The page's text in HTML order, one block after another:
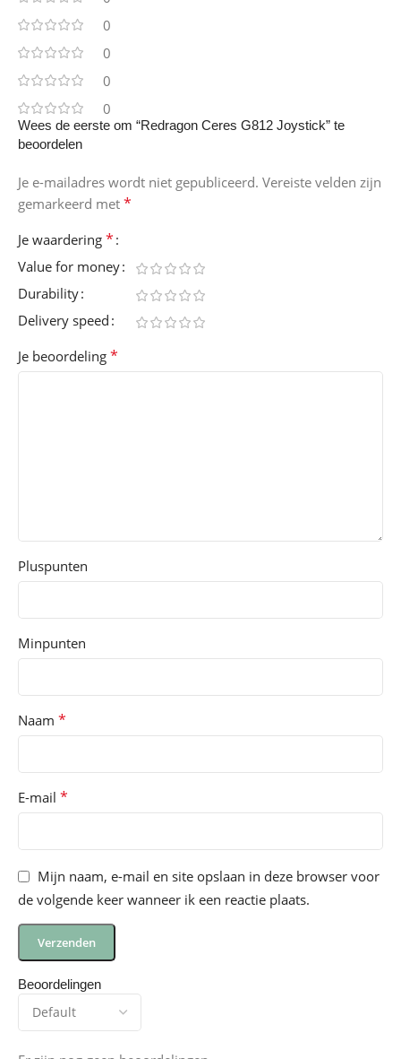
0
0
0
0
Beoordelingen
Wees de eerste om “Redragon Ceres G812 Joystick” te
beoordelen
Je e-mailadres wordt niet gepubliceerd. Vereiste velden zijn
gemarkeerd met *
Je waardering *
Value for money
Durability
Delivery speed
Je beoordeling *
Pluspunten
Minpunten
Naam *
E-mail *
Mijn naam, e-mail en site opslaan in deze browser voor
de volgende keer wanneer ik een reactie plaats.